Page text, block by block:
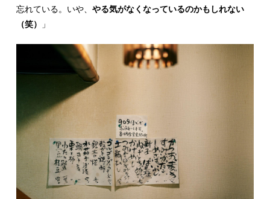
忘れている。いや、 やる気がなくなっているのかもしれない
（笑）
」